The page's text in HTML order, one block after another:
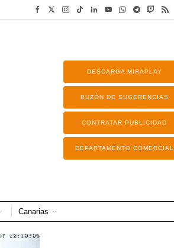
DESCARGA MIRAPLAY
BUZÓN DE SUGERENCIAS
CONTRATAR PUBLICIDAD
DEPARTAMENTO COMERCIAL
Canarias